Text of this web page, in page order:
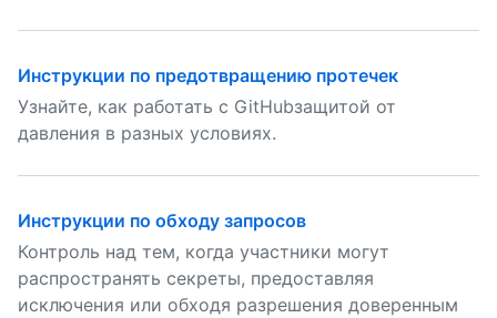
Инструкции по предотвращению протечек
Узнайте, как работать с GitHubзащитой от
давления в разных условиях.
Инструкции по обходу запросов
Контроль над тем, когда участники могут
распространять секреты, предоставляя
исключения или обходя разрешения доверенным